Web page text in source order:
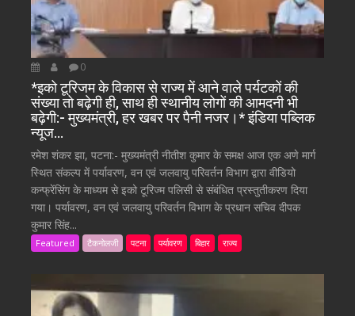
0
*इको टूरिजम के विकास से राज्य में आने वाले पर्यटकों की
संख्या तो बढ़ेगी ही, साथ ही स्थानीय लोगों की आमदनी भी
बढ़ेगी:- मुख्यमंत्री, हर खबर पर पैनी नजर।* इंडिया पब्लिक
न्यूज…
रमेश शंकर झा, पटना:- मुख्यमंत्री नीतीश कुमार के समक्ष आज एक अणे मार्ग
स्थित संकल्प में पर्यावरण, वन एवं जलवायु परिवर्तन विभाग द्वारा वीडियो
कन्फ्रेंसिंग के माध्यम से इको टूरिज्म पलिसी से संबंधित प्रस्तुतीकरण दिया
गया। पर्यावरण, वन एवं जलवायु परिवर्तन विभाग के प्रधान सचिव दीपक
कुमार सिंह...
Featured टैकनोलजी पटना पर्यावरण बिहार राज्य